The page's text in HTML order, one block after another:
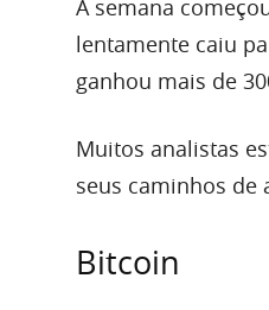
A semana
lentamente caiu
ganhou mais de
Muitos analistas
seus caminhos de
Bitcoin